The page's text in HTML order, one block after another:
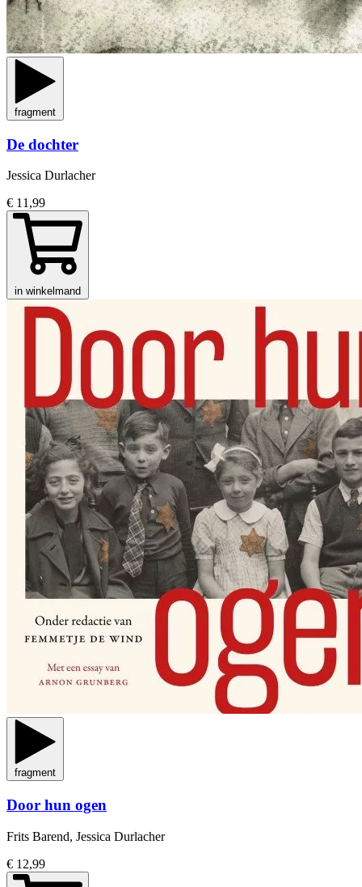
fragment
De dochter
Jessica Durlacher
€ 11,99
in winkelmand
fragment
Door hun ogen
Frits Barend, Jessica Durlacher
€ 12,99